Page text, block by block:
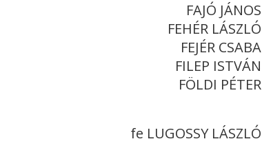
FAJÓ JÁNOS
FEHÉR LÁSZLÓ
FEJÉR CSABA
FILEP ISTVÁN
FÖLDI PÉTER
fe LUGOSSY LÁSZLÓ